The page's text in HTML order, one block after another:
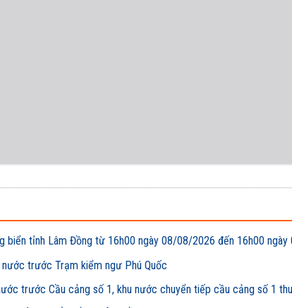
biển tỉnh Lâm Đồng từ 16h00 ngày 08/08/2026 đến 16h00
trước Trạm kiểm ngư Phú Quốc
trước Cầu cảng số 1, khu nước chuyển tiếp cầu cảng số 1